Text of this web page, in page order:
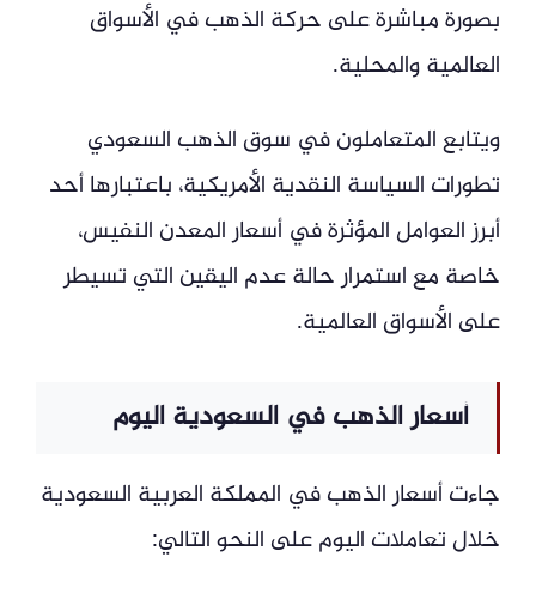
بصورة مباشرة على حركة الذهب في الأسواق
العالمية والمحلية.
ويتابع المتعاملون في سوق الذهب السعودي
تطورات السياسة النقدية الأمريكية، باعتبارها أحد
أبرز العوامل المؤثرة في أسعار المعدن النفيس،
خاصة مع استمرار حالة عدم اليقين التي تسيطر
على الأسواق العالمية.
أسعار الذهب في السعودية اليوم
جاءت أسعار الذهب في المملكة العربية السعودية
خلال تعاملات اليوم على النحو التالي: